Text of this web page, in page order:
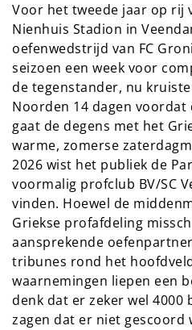
Voor het tweede jaar op rij
Nienhuis Stadion in
oefenwedstrijd van FC
seizoen een week voor
de tegenstander, nu
Noorden 14 dagen
gaat de degens met het
warme, zomerse
2026 wist het publiek de
voormalig profclub BV/SC
vinden. Hoewel de
Griekse profafdeling
aansprekende
tribunes rond het
waarnemingen liepen een
denk dat er zeker wel 4000
zagen dat er niet gescoord